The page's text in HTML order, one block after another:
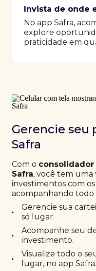
Invista de onde
No app Safra,
explore
praticidade em
Gerencie
Safra
Com o
Safra, você tem uma
investimentos com os
acompanhando todo
•
Gerencie sua
só lugar.
•
Acompanhe seu
investimento.
•
Visualize todo o
lugar, no app Safra.